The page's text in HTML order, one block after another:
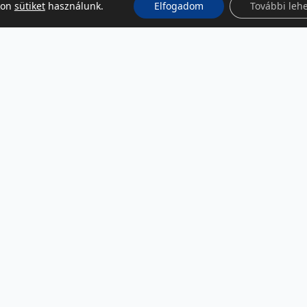
sütikethasználunk. Elfogadom További